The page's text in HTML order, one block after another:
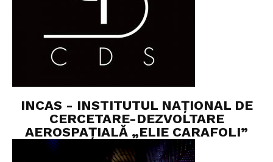
INCAS - INSTITUTUL NAȚIONAL DE
CERCETARE-DEZVOLTARE
AEROSPAȚIALĂ „ELIE CARAFOLI”